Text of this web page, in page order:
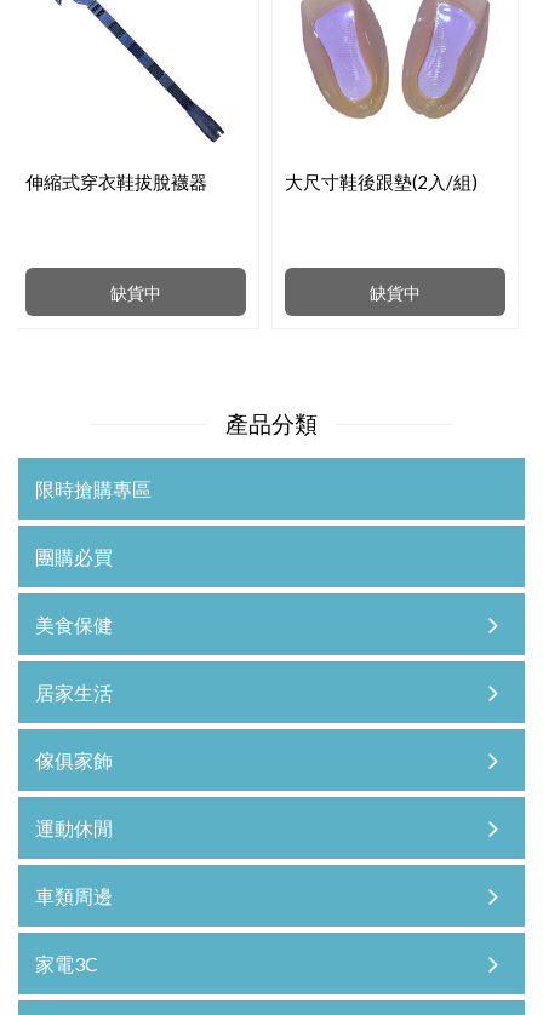
缺貨中
伸縮式穿衣鞋拔脫襪器
缺貨中
大尺寸鞋後跟墊(2入/組)
產品分類
限時搶購專區
團購必買
美食保健
居家生活
傢俱家飾
運動休閒
車類周邊
家電3C